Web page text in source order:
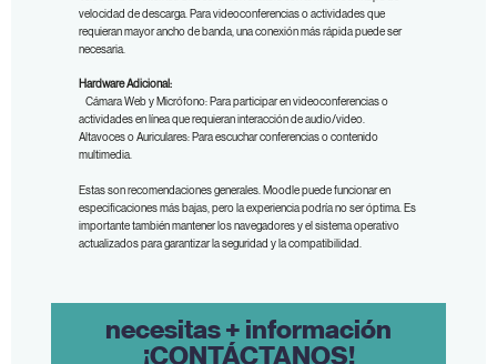
velocidad de descarga. Para videoconferencias o actividades que
requieran mayor ancho de banda, una conexión más rápida puede ser
necesaria.
Hardware Adicional:
Cámara Web y Micrófono: Para participar en videoconferencias o
actividades en línea que requieran interacción de audio/video.
Altavoces o Auriculares: Para escuchar conferencias o contenido
multimedia.
Estas son recomendaciones generales. Moodle puede funcionar en
especificaciones más bajas, pero la experiencia podría no ser óptima. Es
importante también mantener los navegadores y el sistema operativo
actualizados para garantizar la seguridad y la compatibilidad.
necesitas + información
¡CONTÁCTANOS!